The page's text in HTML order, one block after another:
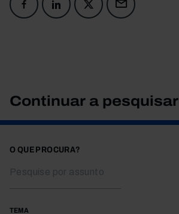
Continuar a pesquisar
O QUE PROCURA?
TEMA